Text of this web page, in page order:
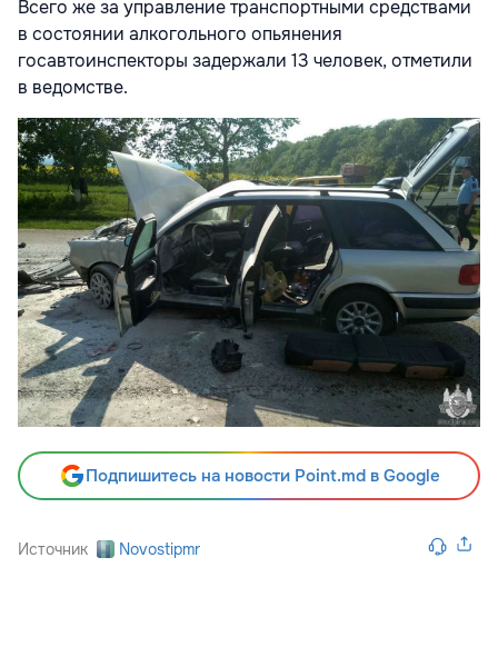
Всего же за управление транспортными средствами
в состоянии алкогольного опьянения
госавтоинспекторы задержали 13 человек, отметили
в ведомстве.
Подпишитесь на новости Point.md в Google
Источник Novostipmr